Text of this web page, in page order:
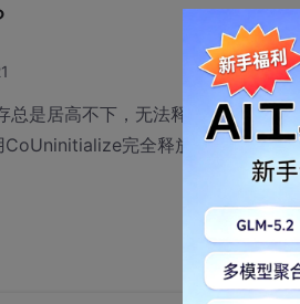
总是居高不下，无法释放。我已经
完全释放com，但是